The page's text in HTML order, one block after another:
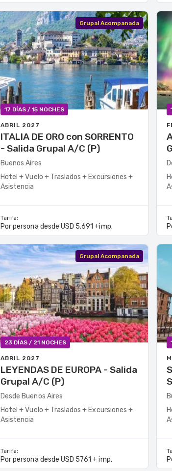
Grupal Acompanada
17 DÍAS / 15 NOCHES
ABRIL 2027
ITALIA DE ORO con SORRENTO
- Salida Grupal A/C (P)
Buenos Aires
Hotel + Vuelo + Traslados + Excursiones +
Asistencia
Tarifa:
Por persona desde USD 5.691 +imp.
Grupal Acompanada
23 DÍAS / 21 NOCHES
ABRIL 2027
LEYENDAS DE EUROPA - Salida
Grupal A/C (P)
Desde Buenos Aires
Hotel + Vuelo + Traslados + Excursiones +
Asistencia
Tarifa:
Por persona desde USD 5761 + imp.